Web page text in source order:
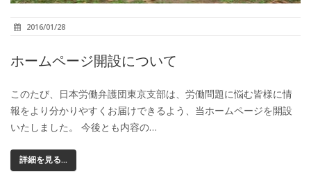
2016/01/28
ホームページ開設について
このたび、日本労働弁護団東京支部は、労働問題に悩む皆様に情
報をより分かりやすくお届けできるよう、当ホームページを開設
いたしました。 今後とも内容の…
詳細を見る...